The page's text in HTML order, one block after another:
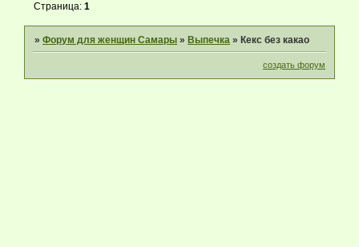
Страница:1
»Форум для женщин Самары »Выпечка »Кекс без какао
создать форум